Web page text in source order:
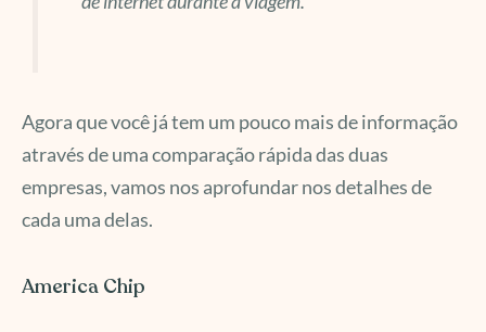
Agora que você já tem um pouco mais de informação
através de uma comparação rápida das duas
empresas, vamos nos aprofundar nos detalhes de
cada uma delas.
America Chip